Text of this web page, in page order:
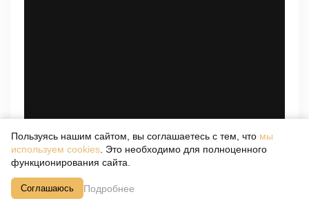
Пользуясь нашим сайтом, вы соглашаетесь с тем, что мы
используем cookies . Это необходимо для полноценного
функционирования сайта.
Соглашаюсь Подробнее